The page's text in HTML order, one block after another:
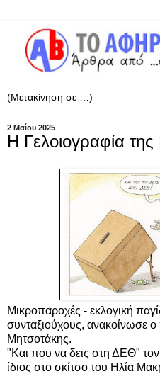
2 Μαΐου 2025
Η Γελοιογραφία
Μικροπαροχές - εκλογική
συνταξιούχους, ανακοίνωσε
Μητσοτάκης.
"Και που να δεις στη ΔΕΘ"
ίδιος στο σκίτσο του Ηλία